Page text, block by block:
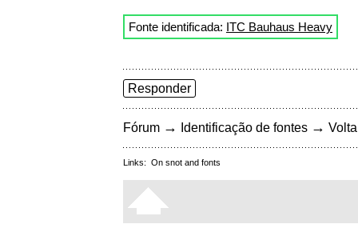
Fonte identificada: ITC Bauhaus Heavy
Responder
Fórum → Identificação de fontes →
Links: On snot and fonts